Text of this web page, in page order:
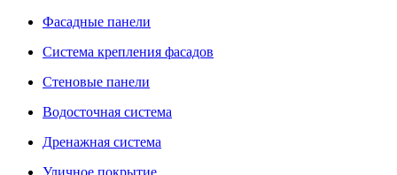
Фасадные панели
Система крепления фасадов
Стеновые панели
Водосточная система
Дренажная система
Уличное покрытие